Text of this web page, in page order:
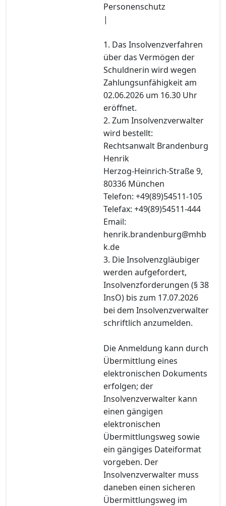
Personenschutz
|
1. Das Insolvenzverfahren
über das Vermögen der
Schuldnerin wird wegen
Zahlungsunfähigkeit am
02.06.2026 um 16.30 Uhr
eröffnet.
2. Zum Insolvenzverwalter
wird bestellt:
Rechtsanwalt Brandenburg
Henrik
Herzog-Heinrich-Straße 9,
80336 München
Telefon: +49(89)54511-105
Telefax: +49(89)54511-444
Email:
henrik.brandenburg@mhb
k.de
3. Die Insolvenzgläubiger
werden aufgefordert,
Insolvenzforderungen (§ 38
InsO) bis zum 17.07.2026
bei dem Insolvenzverwalter
schriftlich anzumelden.
Die Anmeldung kann durch
Übermittlung eines
elektronischen Dokuments
erfolgen; der
Insolvenzverwalter kann
einen gängigen
elektronischen
Übermittlungsweg sowie
ein gängiges Dateiformat
vorgeben. Der
Insolvenzverwalter muss
daneben einen sicheren
Übermittlungsweg im